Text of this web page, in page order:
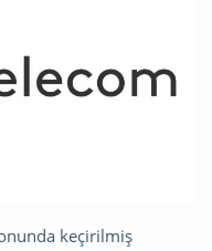
keçirilmiş